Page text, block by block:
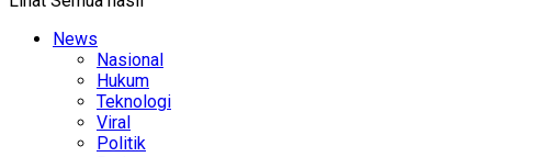
News
Nasional
Hukum
Teknologi
Viral
Politik